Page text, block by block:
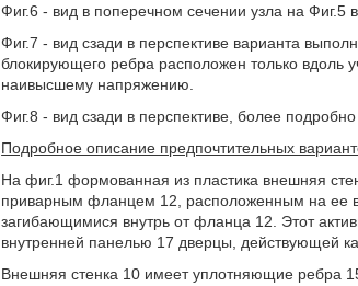
Фиг.6 - вид в поперечном сечении узла на Фиг.5
Фиг.7 - вид сзади в перспективе варианта
блокирующего ребра расположен только вдоль
наивысшему напряжению.
Фиг.8 - вид сзади в перспективе, более
Подробное описание предпочтительных
На фиг.1 формованная из пластика внешняя
приварным фланцем 12, расположенным на ее
загибающимися внутрь от фланца 12. Этот
внутренней панелью 17 дверцы, действующей
Внешняя стенка 10 имеет уплотняющие ребра